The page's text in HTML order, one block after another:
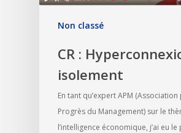
Non classé
CR :
isolement
En tant qu’expert APM
Progrès du Management) sur le
l’intelligence économique, j’ai eu